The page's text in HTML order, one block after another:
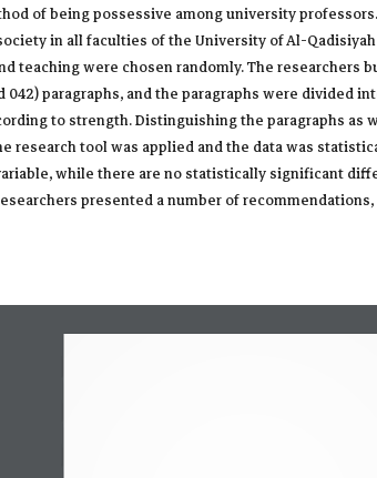
of being possessive among university
in all faculties of the University of Al-
teaching were chosen randomly. The
paragraphs, and the paragraphs were divided
to strength. Distinguishing the paragraphs as
research tool was applied and the data was
while there are no statistically significant
presented a number of